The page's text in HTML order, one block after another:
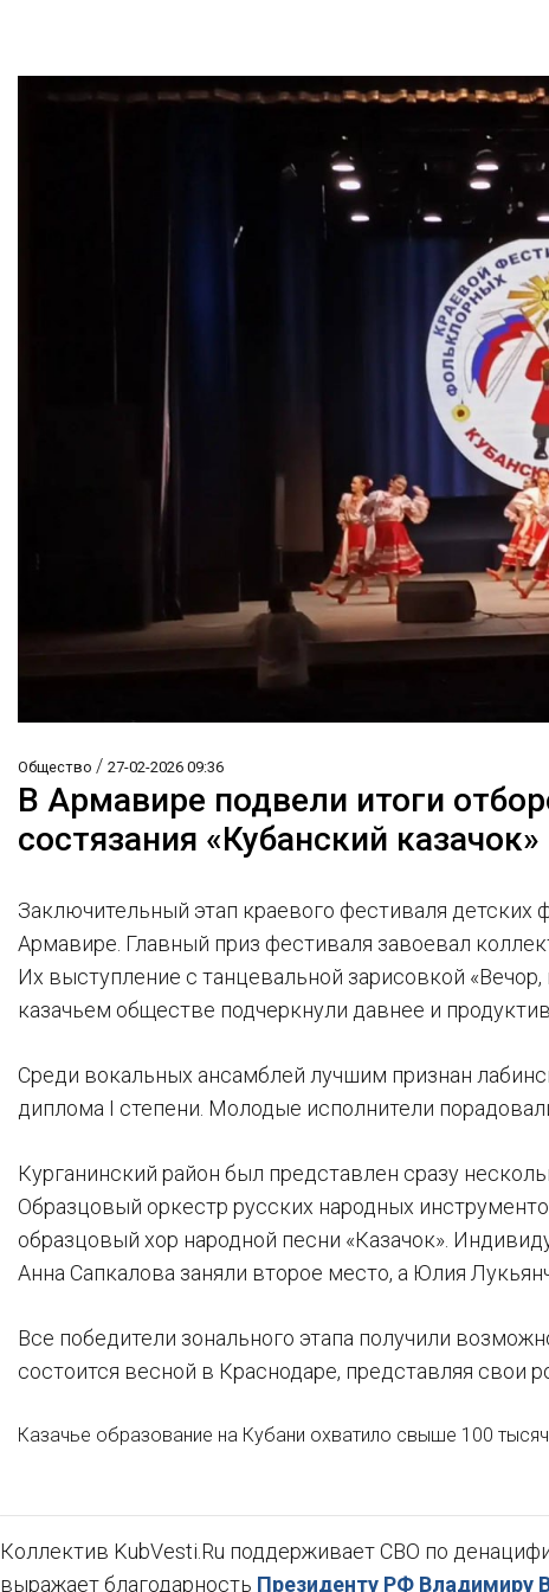
Общество /27-02-2026 09:36
В Армавире подвели итоги
состязания «Кубанский казачок»
Заключительный этап краевого фестиваля
Армавире. Главный приз фестиваля завоевал
Их выступление с танцевальной зарисовкой
казачьем обществе подчеркнули давнее и
Среди вокальных ансамблей лучшим признан
диплома I степени. Молодые исполнители
Курганинский район был представлен сразу
Образцовый оркестр русских народных
образцовый хор народной песни «Казачок».
Анна Сапкалова заняли второе место, а Юлия
Все победители зонального этапа получили
состоится весной в Краснодаре, представляя свои
Казачье образование на Кубани охватило свыше 100
Коллектив KubVesti.Ru поддерживает СВО по
выражает благодарность Президенту РФ Владимиру